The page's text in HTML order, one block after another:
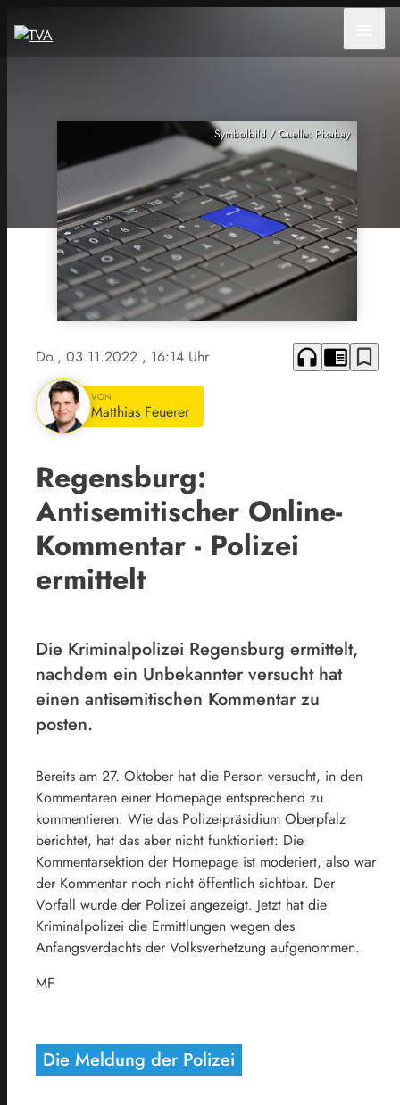
Symbolbild / Quelle: Pixabay
Do., 03.11.2022 , 16:14 Uhr headphones chrome_reader_mode bookmark_border
VON
Matthias Feuerer
Regensburg:
Antisemitischer Online-
Kommentar - Polizei
ermittelt
Die Kriminalpolizei Regensburg ermittelt,
nachdem ein Unbekannter versucht hat
einen antisemitischen Kommentar zu
posten.
Bereits am 27. Oktober hat die Person versucht, in den
Kommentaren einer Homepage entsprechend zu
kommentieren. Wie das Polizeipräsidium Oberpfalz
berichtet, hat das aber nicht funktioniert: Die
Kommentarsektion der Homepage ist moderiert, also war
der Kommentar noch nicht öffentlich sichtbar. Der
Vorfall wurde der Polizei angezeigt. Jetzt hat die
Kriminalpolizei die Ermittlungen wegen des
Anfangsverdachts der Volksverhetzung aufgenommen.
MF
Die Meldung der Polizei